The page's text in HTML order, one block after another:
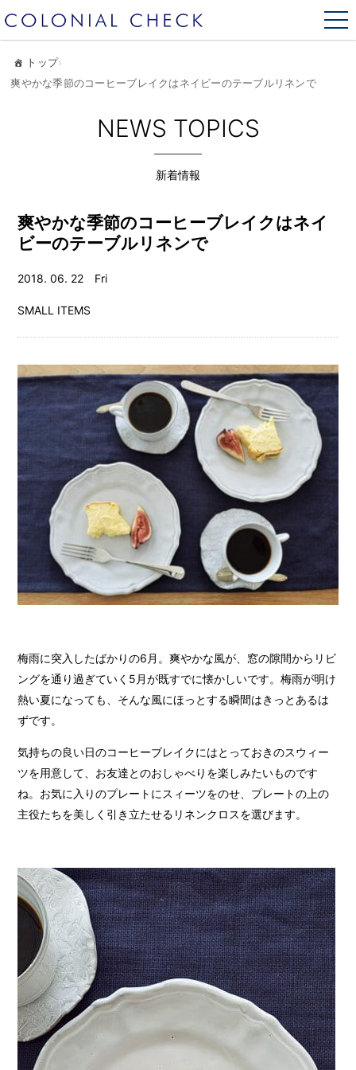
トップ›
爽やかな季節のコーヒーブレイクはネイビーのテーブルリネンで
NEWS TOPICS
新着情報
爽やかな季節のコーヒーブレイクはネイ
ビーのテーブルリネンで
2018. 06. 22 Fri
SMALL ITEMS
梅雨に突入したばかりの6月。爽やかな風が、窓の隙間からリビ
ングを通り過ぎていく5月が既すでに懐かしいです。梅雨が明け
熱い夏になっても、そんな風にほっとする瞬間はきっとあるは
ずです。
気持ちの良い日のコーヒーブレイクにはとっておきのスウィー
ツを用意して、お友達とのおしゃべりを楽しみたいものです
ね。お気に入りのプレートにスィーツをのせ、プレートの上の
主役たちを美しく引き立たせるリネンクロスを選びます。